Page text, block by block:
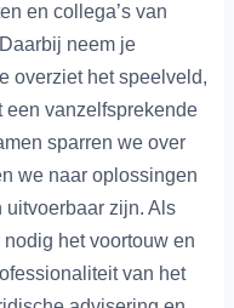
en collega’s van
neem je
overziet het speelveld,
een vanzelfsprekende
sparren we over
we naar oplossingen
zijn. Als
het voortouw en
van het